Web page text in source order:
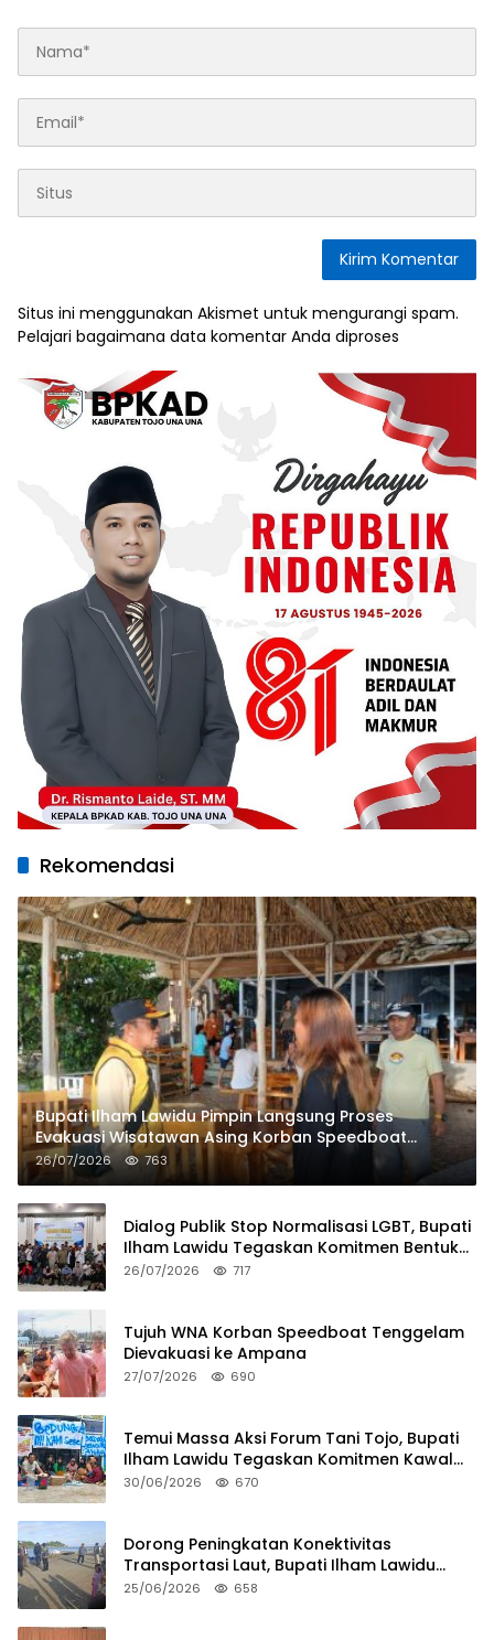
Situs ini menggunakan Akismet untuk mengurangi spam.
Pelajari bagaimana data komentar Anda diproses
Rekomendasi
Bupati Ilham Lawidu Pimpin Langsung Proses
Evakuasi Wisatawan Asing Korban Speedboat
Tenggelam
26/07/2026 763
Dialog Publik Stop Normalisasi LGBT, Bupati
Ilham Lawidu Tegaskan Komitmen Bentuk
Tim Khusus Regulasi Daerah
26/07/2026 717
Tujuh WNA Korban Speedboat Tenggelam
Dievakuasi ke Ampana
27/07/2026 690
Temui Massa Aksi Forum Tani Tojo, Bupati
Ilham Lawidu Tegaskan Komitmen Kawal
Persoalan Sertifikat Lahan
30/06/2026 670
Dorong Peningkatan Konektivitas
Transportasi Laut, Bupati Ilham Lawidu
Tinjau Langsung Rencana Pembangunan
25/06/2026 658